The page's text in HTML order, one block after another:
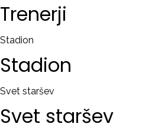
Trenerji
Stadion
Stadion
Svet staršev
Svet staršev